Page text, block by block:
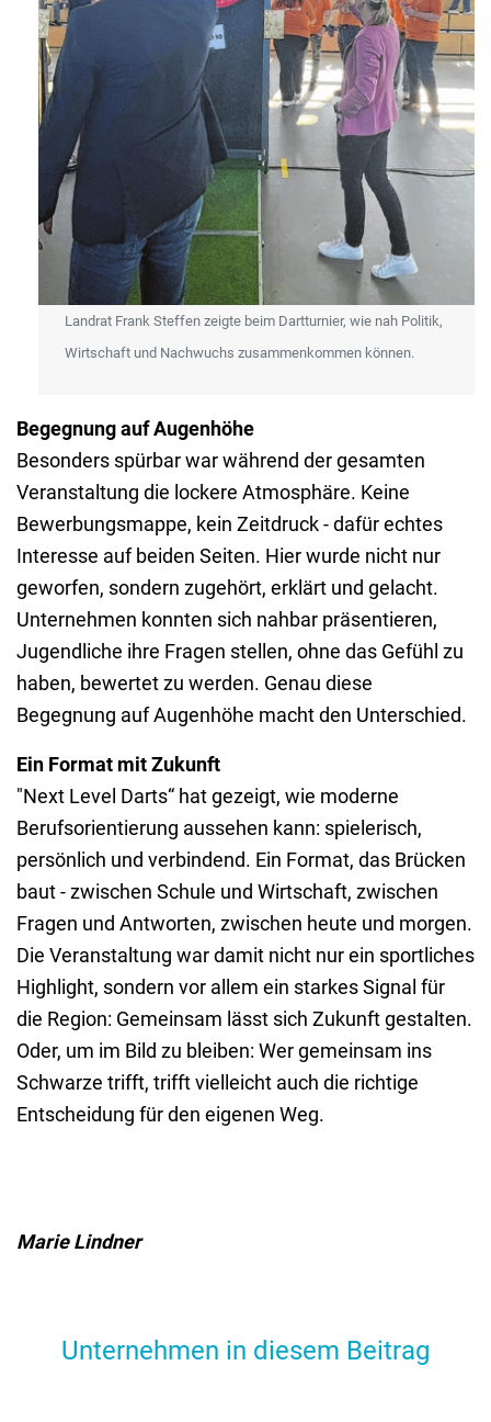
Landrat Frank Steffen zeigte beim Dartturnier, wie nah Politik,
Wirtschaft und Nachwuchs zusammenkommen können.
Begegnung auf Augenhöhe
Besonders spürbar war während der gesamten
Veranstaltung die lockere Atmosphäre. Keine
Bewerbungsmappe, kein Zeitdruck - dafür echtes
Interesse auf beiden Seiten. Hier wurde nicht nur
geworfen, sondern zugehört, erklärt und gelacht.
Unternehmen konnten sich nahbar präsentieren,
Jugendliche ihre Fragen stellen, ohne das Gefühl zu
haben, bewertet zu werden. Genau diese
Begegnung auf Augenhöhe macht den Unterschied.
Ein Format mit Zukunft
"Next Level Darts“ hat gezeigt, wie moderne
Berufsorientierung aussehen kann: spielerisch,
persönlich und verbindend. Ein Format, das Brücken
baut - zwischen Schule und Wirtschaft, zwischen
Fragen und Antworten, zwischen heute und morgen.
Die Veranstaltung war damit nicht nur ein sportliches
Highlight, sondern vor allem ein starkes Signal für
die Region: Gemeinsam lässt sich Zukunft gestalten.
Oder, um im Bild zu bleiben: Wer gemeinsam ins
Schwarze trifft, trifft vielleicht auch die richtige
Entscheidung für den eigenen Weg.
Marie Lindner
Unternehmen in diesem Beitrag